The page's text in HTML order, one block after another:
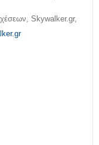
Skywalker.gr,